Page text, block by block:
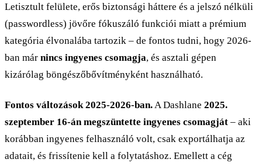
Letisztult felülete, erős biztonsági háttere és a jelszó nélküli
(passwordless) jövőre fókuszáló funkciói miatt a prémium
kategória élvonalába tartozik – de fontos tudni, hogy 2026-
ban már nincs ingyenes csomagja, és asztali gépen
kizárólag böngészőbővítményként használható.
Fontos változások 2025-2026-ban. A Dashlane 2025.
szeptember 16-án megszüntette ingyenes csomagját – aki
korábban ingyenes felhasználó volt, csak exportálhatja az
adatait, és frissítenie kell a folytatáshoz. Emellett a cég